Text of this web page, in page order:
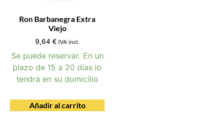
Ron Barbanegra Extra
Viejo
9,64 € IVA incl.
Se puede reservar. En un
plazo de 15 a 20 días lo
tendrá en su domicilio
Añadir al carrito